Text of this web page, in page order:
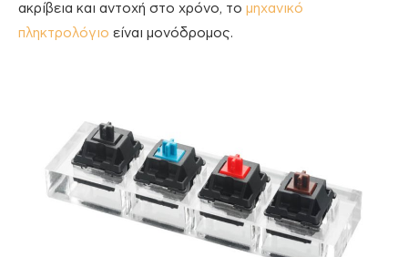
ακρίβεια και αντοχή στο χρόνο, το μηχανικό
πληκτρολόγιο είναι μονόδρομος.